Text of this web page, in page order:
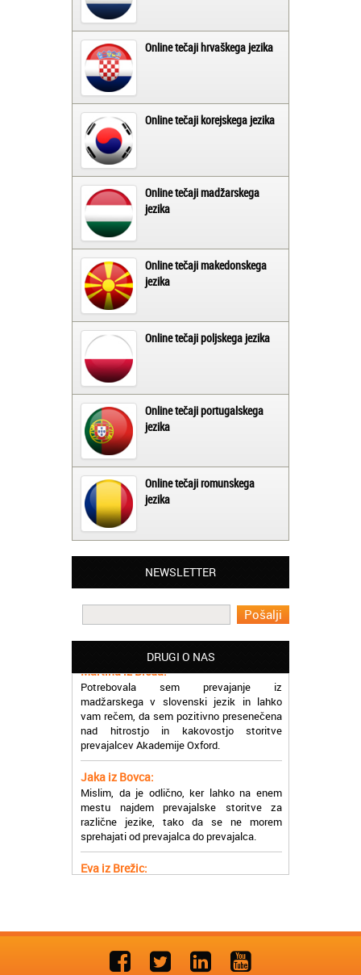
Online tečaji hrvaškega jezika
Online tečaji korejskega jezika
Online tečaji madžarskega
jezika
Online tečaji makedonskega
jezika
Online tečaji poljskega jezika
Online tečaji portugalskega
jezika
Online tečaji romunskega
jezika
NEWSLETTER
DRUGI O NAS
Matjaž iz Ajdovščine:
Lahko pohvalim vse zaposlene v Akademiji
Oxford, ker so resnično profesionalni in
prevajalske storitve opravljajo hitro in
Martina iz Bleda:
Potrebovala sem prevajanje iz
madžarskega v slovenski jezik in lahko
vam rečem, da sem pozitivno presenečena
nad hitrostjo in kakovostjo storitve
prevajalcev Akademije Oxford.
Jaka iz Bovca:
Mislim, da je odlično, ker lahko na enem
mestu najdem prevajalske storitve za
različne jezike, tako da se ne morem
sprehajati od prevajalca do prevajalca.
Nujno sem potrebovala prevod v francoski
so izjemni!
Zoran iz Velenja: